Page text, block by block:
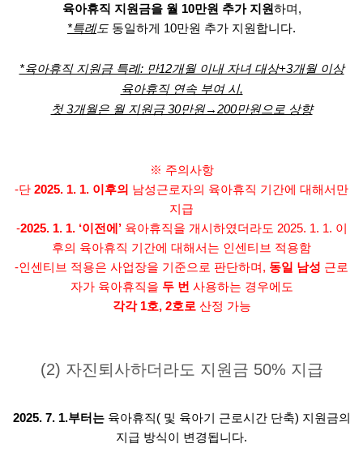
육아휴직 지원금을 월 10만원 추가 지원하며,
*특례도 동일하게 10만원 추가 지원합니다.
*육아휴직 지원금 특례: 만12개월 이내 자녀 대상+3개월 이상
육아휴직 연속 부여 시,
첫 3개월은 월 지원금 30만원→200만원으로 상향
※ 주의사항
-단 2025. 1. 1. 이후의 남성근로자의 육아휴직 기간에 대해서만
지급
-2025. 1. 1. ‘이전에’육아휴직을 개시하였더라도 2025. 1. 1. 이
후의 육아휴직 기간에 대해서는 인센티브 적용함
-인센티브 적용은 사업장을 기준으로 판단하며, 동일 남성 근로
자가 육아휴직을 두 번 사용하는 경우에도
각각 1호, 2호로 산정 가능
(2) 자진퇴사하더라도 지원금 50% 지급
2025. 7. 1.부터는육아휴직( 및 육아기 근로시간 단축) 지원금의
지급 방식이 변경됩니다.